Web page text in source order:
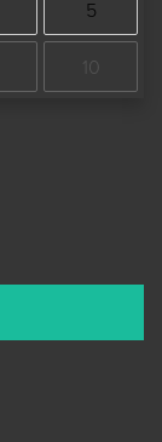
5
10